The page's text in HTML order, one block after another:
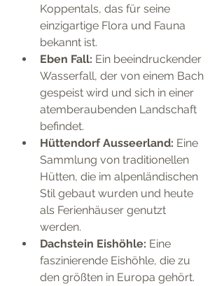
Koppentals, das für seine
einzigartige Flora und Fauna
bekannt ist.
Eben Fall: Ein beeindruckender
Wasserfall, der von einem Bach
gespeist wird und sich in einer
atemberaubenden Landschaft
befindet.
Hüttendorf Ausseerland: Eine
Sammlung von traditionellen
Hütten, die im alpenländischen
Stil gebaut wurden und heute
als Ferienhäuser genutzt
werden.
Dachstein Eishöhle: Eine
faszinierende Eishöhle, die zu
den größten in Europa gehört.